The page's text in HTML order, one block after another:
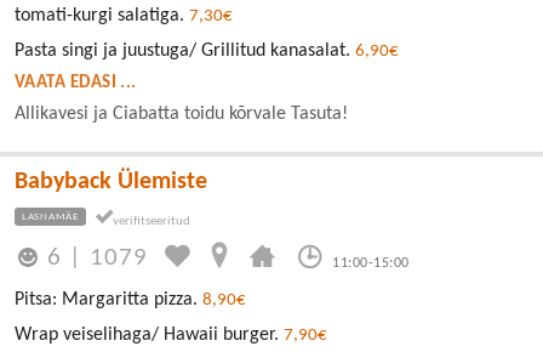
tomati-kurgi salatiga. 7,30€
Pasta singi ja juustuga/ Grillitud kanasalat. 6,90€
VAATA EDASI ...
Allikavesi ja Ciabatta toidu kõrvale Tasuta!
Babyback Ülemiste
LASNAMÄE
6 1079 11:00-15:00
Pitsa: Margaritta pizza. 8,90€
Wrap veiselihaga/ Hawaii burger. 7,90€